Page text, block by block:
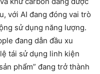
với AI đang đóng vai trò
sử dụng năng lượng.
đang dẫn đầu xu
tái sử dụng linh kiện
phẩm” đang trở thành